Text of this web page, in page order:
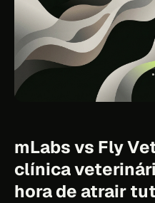
mLabs vs Fly
clínica
hora de atrair